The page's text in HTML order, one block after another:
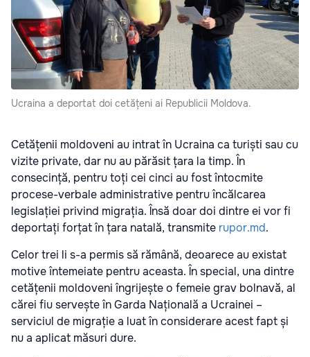
Ucraina a deportat doi cetățeni ai Republicii Moldova.
Cetățenii moldoveni au intrat în Ucraina ca turiști sau cu
vizite private, dar nu au părăsit țara la timp. În
consecință, pentru toți cei cinci au fost întocmite
procese-verbale administrative pentru încălcarea
legislației privind migrația. Însă doar doi dintre ei vor fi
deportați forțat în țara natală, transmite rupor.md.
Celor trei li s-a permis să rămână, deoarece au existat
motive întemeiate pentru aceasta. În special, una dintre
cetățenii moldoveni îngrijește o femeie grav bolnavă, al
cărei fiu servește în Garda Națională a Ucrainei –
serviciul de migrație a luat în considerare acest fapt și
nu a aplicat măsuri dure.